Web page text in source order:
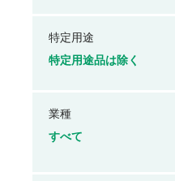
特定用途
特定用途品は除く
業種
すべて